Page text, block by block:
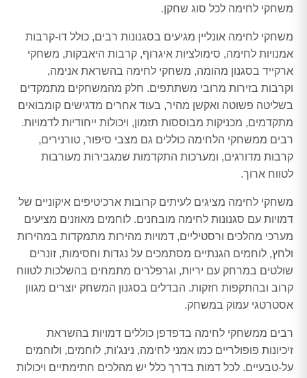
משחקי לחימה לכל סוג שחקן.
משחקי לחימה אונליין מגיעים בסגנונות רבים, כולל דו-קרבות
אמנויות לחימה, סימולציות איגרוף, קרבות היאבקות, משחקי
ארקייד בסגנון מהומה, משחקי לחימה בהשראת אנימה,
וקרבות בזירות מרובי משתתפים. חלק מהמשחקים מתמקדים
בשליטה פשוטה ואקשן מהיר, בעוד אחרים מדגישים קומבואים
מתקדמים, מכניקות מבוססות תזמון, ויכולות ייחודיות לדמויות.
רבים ממשחקי הלחימה כוללים גם מצבי סיפור, טורנירים,
קרבות מדורגים, ומערכות התקדמות שמגבירות מעורבות
לטווח ארוך.
משחקי לחימה מציגים לעיתים קרובות ארכיטיפים איקוניים של
דמויות עם סגנונות לחימה מובחנים. לוחמים מאוזנים מציעים
מערכי מהלכים ורסטיליים, דמויות מהירות מתמקדות במהירות
ולחץ, לוחמים הגנתיים מסתמכים על נגדות וחסימות, זונרים
שולטים במרחק עם יריות, וגרפלרים מתמחים בהשלכות לטווח
קרוב ובהתקפות חזקות. הבדלים בסגנון המשחק יוצרים מגוון
אסטרטגי עמוק במשחק.
רבים ממשחקי לחימה בדפדפן כוללים דמויות בהשראת
זיכיונות פופולריים כמו אמני לחימה, נינג'ות, לוחמים, ולוחמים
על-טבעיים. לכל דמות בדרך כלל יש מהלכים חתימתיים ויכולות